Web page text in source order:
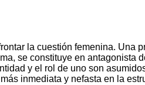
la cuestión femenina.
se constituye en
y el rol de uno son
inmediata y nefasta en la